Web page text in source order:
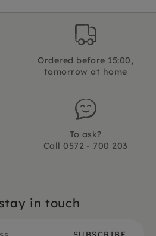
Ordered before 15:00,
tomorrow at home
To ask?
Call 0572 - 700 203
in touch